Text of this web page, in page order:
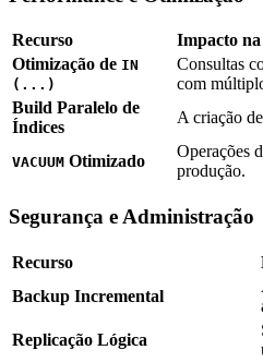
Recurso
Impacto
Otimização de IN
(...)
Consultas
com
Build Paralelo de
Índices
A criação
VACUUM Otimizado
Operações
produção.
Segurança e Administração
Recurso
Backup Incremental
Replicação Lógica